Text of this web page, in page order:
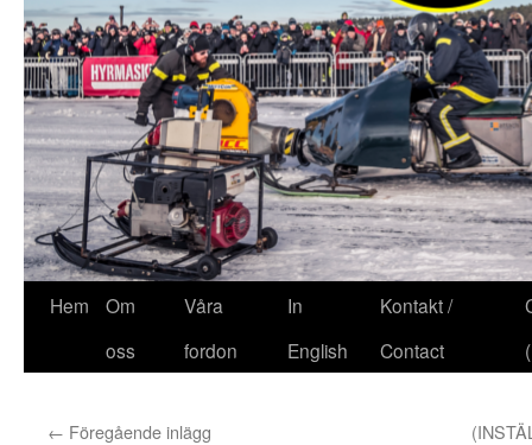
Hem
Om
oss
Våra
fordon
In
English
Kontakt /
Contact
← Föregående inlägg